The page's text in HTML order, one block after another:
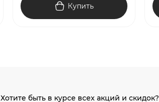
Купить
Хотите быть в курсе всех акций и скидок?